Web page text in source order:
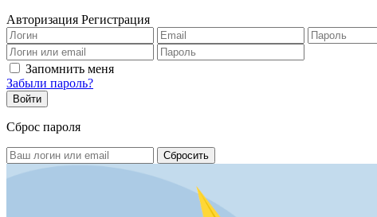
Авторизация Регистрация
Запомнить меня
Забыли пароль?
Сброс пароля